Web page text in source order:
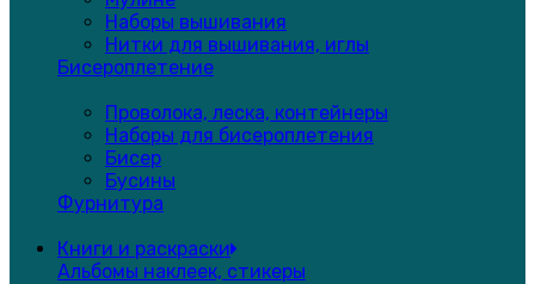
Наборы вышивания
Нитки для вышивания, иглы
Бисероплетение
Проволока, леска, контейнеры
Наборы для бисероплетения
Бисер
Бусины
Фурнитура
Книги и раскраски
Альбомы наклеек, стикеры